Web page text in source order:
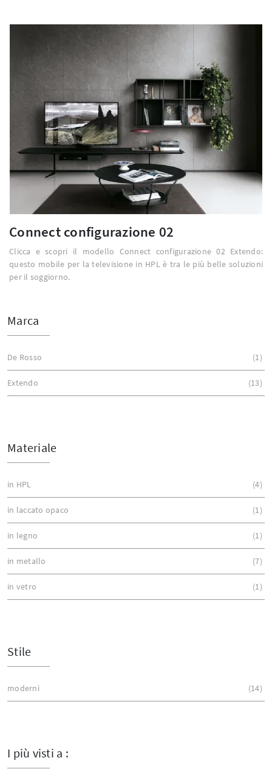
Connect configurazione 02
Clicca e scopri il modello Connect configurazione 02 Extendo:
questo mobile per la televisione in HPL è tra le più belle soluzioni
per il soggiorno.
Marca
De Rosso 1
Extendo 13
Materiale
in HPL 4
in laccato opaco 1
in legno 1
in metallo 7
in vetro 1
Stile
moderni 14
I più visti a :